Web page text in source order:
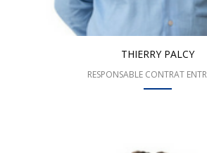
THIERRY PALCY
RESPONSABLE CONTRAT